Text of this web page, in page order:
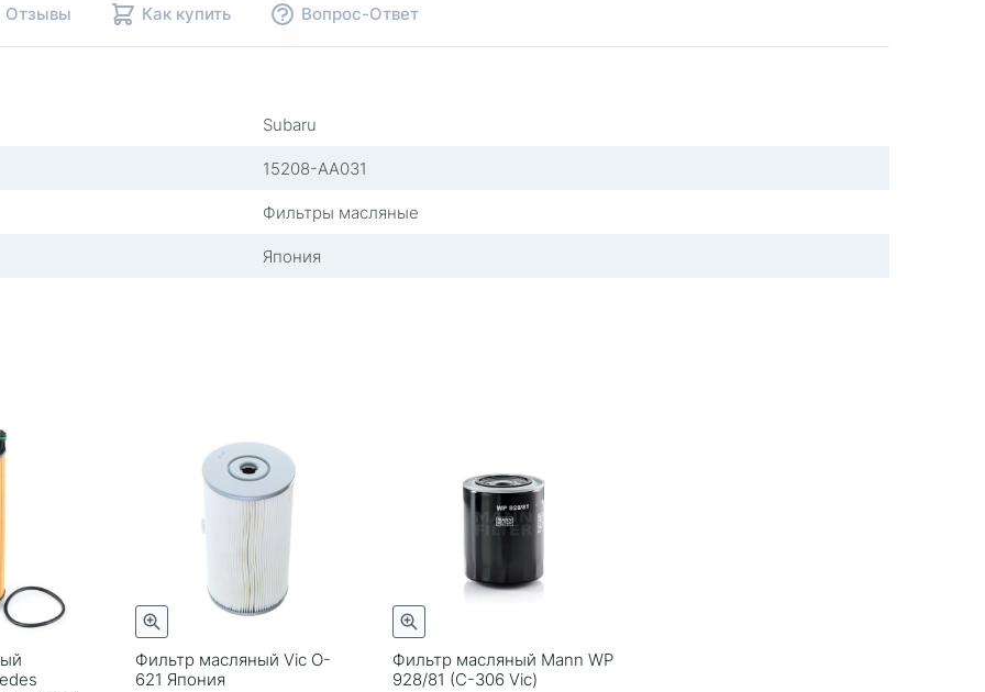
Отзывы Как купить Вопрос-Ответ
Subaru
15208-AA031
Фильтры масляные
Япония
Фильтр масляный Vic O-
621 Япония
Фильтр масляный Mann WP
928/81 (C-306 Vic)